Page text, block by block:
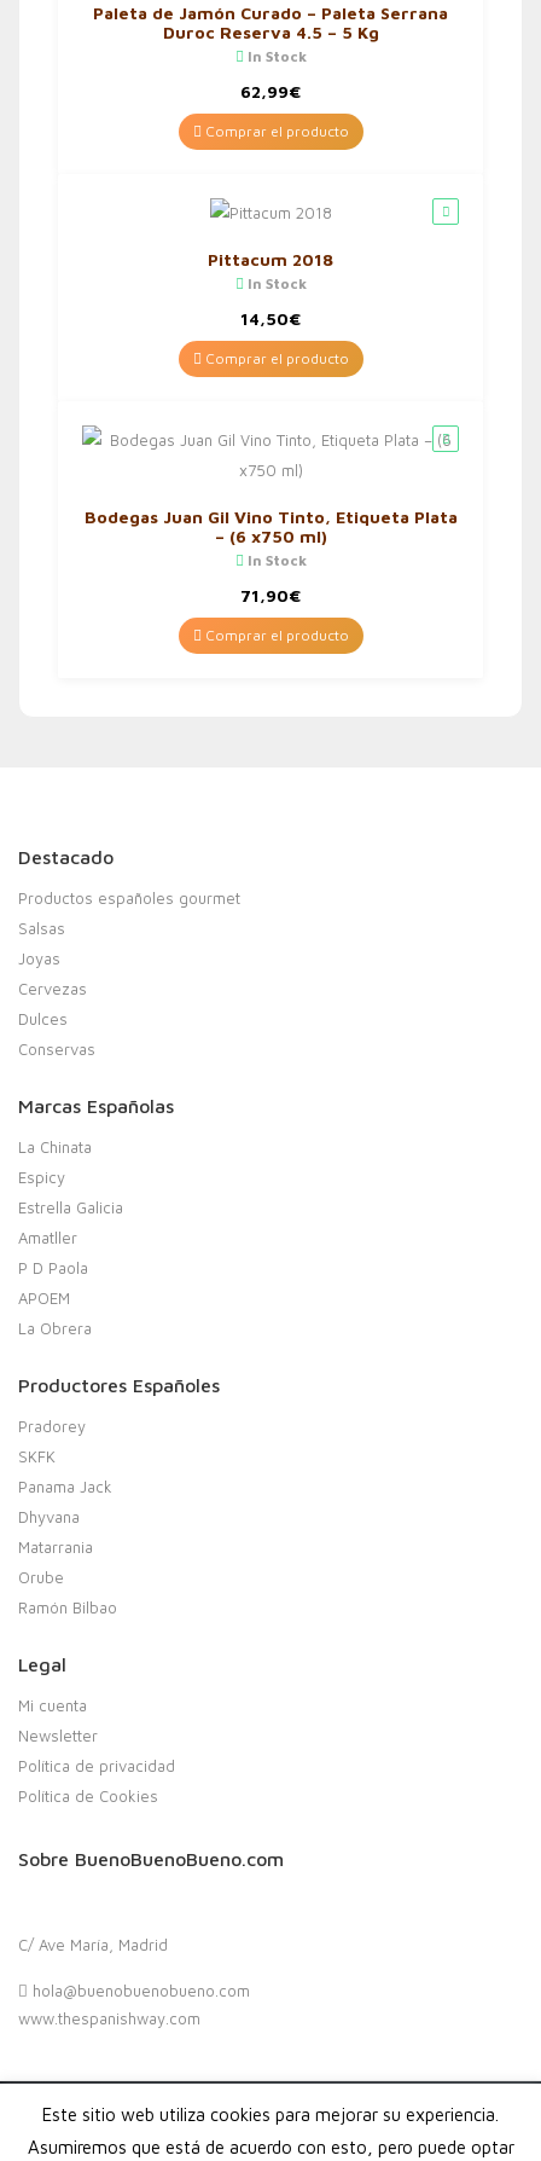
Paleta de Jamón Curado – Paleta Serrana
Duroc Reserva 4.5 – 5 Kg
In Stock
62,99€
Comprar el producto
Pittacum 2018
In Stock
14,50€
Comprar el producto
Bodegas Juan Gil Vino Tinto, Etiqueta Plata
– (6 x750 ml)
In Stock
71,90€
Comprar el producto
Destacado
Productos españoles gourmet
Salsas
Joyas
Cervezas
Dulces
Conservas
Marcas Españolas
La Chinata
Espicy
Estrella Galicia
Amatller
P D Paola
APOEM
La Obrera
Productores Españoles
Pradorey
SKFK
Panama Jack
Dhyvana
Matarrania
Orube
Ramón Bilbao
Legal
Mi cuenta
Newsletter
Política de privacidad
Política de Cookies
Sobre BuenoBuenoBueno.com
C/ Ave María, Madrid
hola@buenobuenobueno.com
www.thespanishway.com
Copyright 2020. Buenobuenobueno.com - Todos los derechos
reservados
Este sitio web utiliza cookies para mejorar su experiencia.
Asumiremos que está de acuerdo con esto, pero puede optar